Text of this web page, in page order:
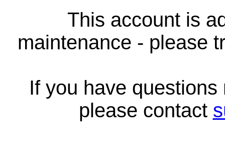
This account is
maintenance - please
If you have
please contact